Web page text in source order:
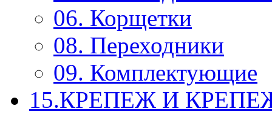
06. Корщетки
08. Переходники
09. Комплектующие
15.КРЕПЕЖ И